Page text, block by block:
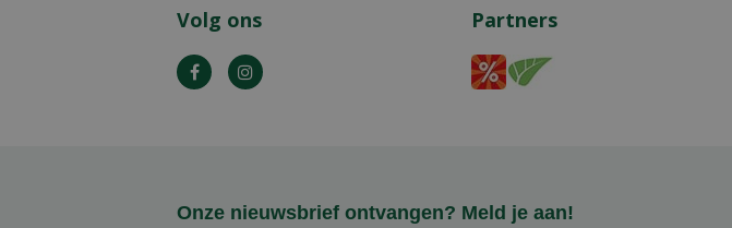
Volg ons Partners
Onze nieuwsbrief ontvangen? Meld je aan!